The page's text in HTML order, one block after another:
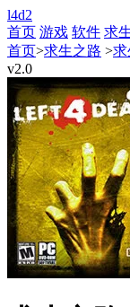
l4d2
首页 游戏 软件 求
首页>求生之路 >求
v2.0